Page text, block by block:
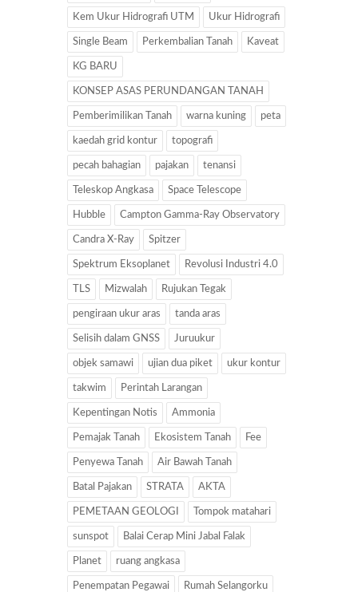
Kem Ukur Hidrografi UTM Ukur Hidrografi
Single Beam Perkembalian Tanah Kaveat
KG BARU
KONSEP ASAS PERUNDANGAN TANAH
Pemberimilikan Tanah warna kuning peta
kaedah grid kontur topografi
pecah bahagian pajakan tenansi
Teleskop Angkasa Space Telescope
Hubble Campton Gamma-Ray Observatory
Candra X-Ray Spitzer
Spektrum Eksoplanet Revolusi Industri 4.0
TLS Mizwalah Rujukan Tegak
pengiraan ukur aras tanda aras
Selisih dalam GNSS Juruukur
objek samawi ujian dua piket ukur kontur
takwim Perintah Larangan
Kepentingan Notis Ammonia
Pemajak Tanah Ekosistem Tanah Fee
Penyewa Tanah Air Bawah Tanah
Batal Pajakan STRATA AKTA
PEMETAAN GEOLOGI Tompok matahari
sunspot Balai Cerap Mini Jabal Falak
Planet ruang angkasa
Penempatan Pegawai Rumah Selangorku